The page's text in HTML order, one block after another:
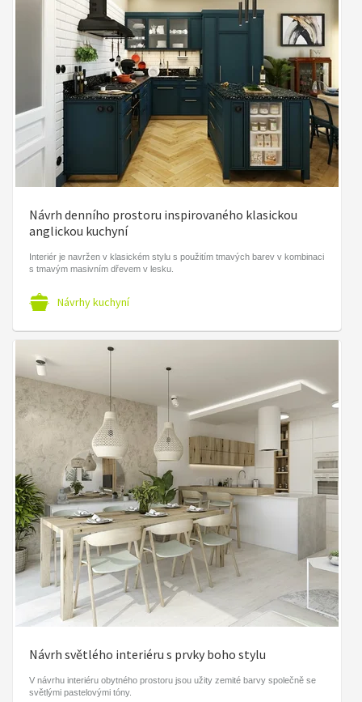
Návrh denního prostoru inspirovaného klasickou
anglickou kuchyní
Interiér je navržen v klasickém stylu s použitím tmavých barev v kombinaci
s tmavým masivním dřevem v lesku.
Návrhy kuchyní
Návrh světlého interiéru s prvky boho stylu
V návrhu interiéru obytného prostoru jsou užity zemité barvy společně se
světlými pastelovými tóny.